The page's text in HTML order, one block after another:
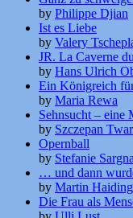
by Philippe Djian
Ist es Liebe
by Valery
JR. La Caverne
by Hans Ulrich
Ein Königreich
by Maria Rewa
Sehnsucht – eine
by Szczepan
Opernball
by Stefanie
… und dann
by Martin
Die Frau als